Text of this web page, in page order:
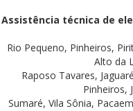
Assistência técnica de
Rio Pequeno, Pinheiros,
Alto da
Raposo Tavares,
Pinheiros,
Sumaré, Vila Sônia,